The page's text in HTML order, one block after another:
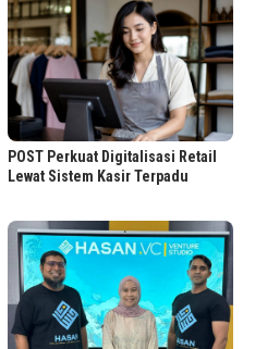
POST Perkuat Digitalisasi Retail
Lewat Sistem Kasir Terpadu